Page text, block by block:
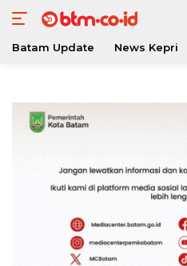
konten
Batam Update News Kepri